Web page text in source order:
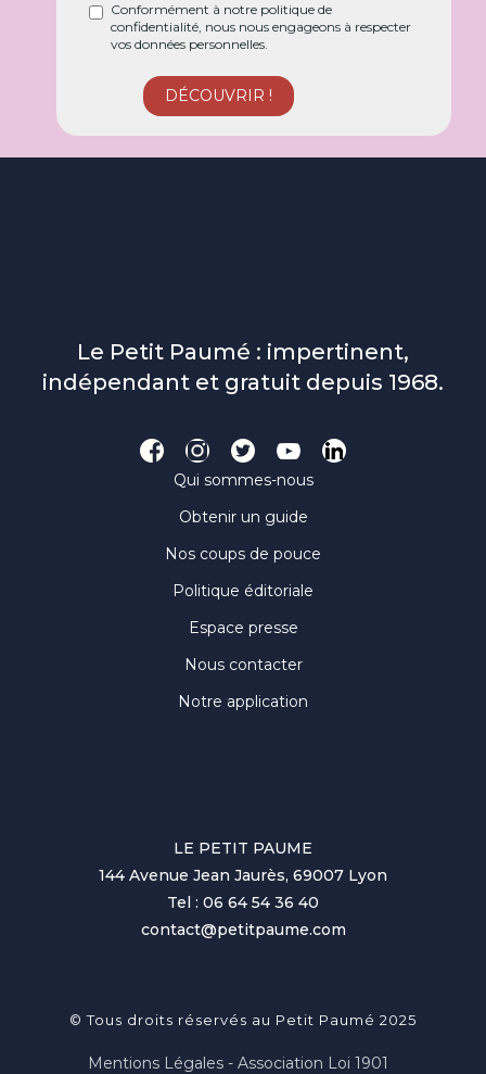
Conformément à notre politique de
confidentialité, nous nous engageons à respecter
vos données personnelles.
Le Petit Paumé : impertinent,
indépendant et gratuit depuis 1968.
Qui sommes-nous
Obtenir un guide
Nos coups de pouce
Politique éditoriale
Espace presse
Nous contacter
Notre application
LE PETIT PAUME
144 Avenue Jean Jaurès, 69007 Lyon
Tel : 06 64 54 36 40
contact@petitpaume.com
© Tous droits réservés au Petit Paumé 2025
Mentions Légales - Association Loi 1901